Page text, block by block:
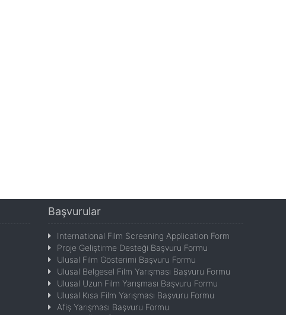
Başvurular
International Film Screening Application Form
Proje Geliştirme Desteği Başvuru Formu
Ulusal Film Gösterimi Başvuru Formu
Ulusal Belgesel Film Yarışması Başvuru Formu
Ulusal Uzun Film Yarışması Başvuru Formu
Ulusal Kısa Film Yarışması Başvuru Formu
Afiş Yarışması Başvuru Formu